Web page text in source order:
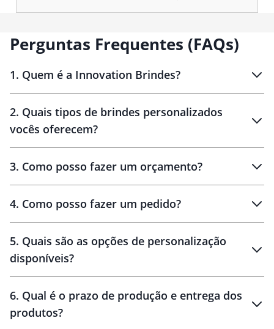
alças de mão com suporte de
Perguntas Frequentes (FAQs)
1. Quem é a Innovation Brindes?
Brindes personalizados
2. Quais tipos de brindes personalizados
vocês oferecem?
personalizados
3. Como posso fazer um orçamento?
brinde
personalização
4. Como posso fazer um pedido?
amostra virtual
5. Quais são as opções de personalização
disponíveis?
6. Qual é o prazo de produção e entrega dos
produtos?